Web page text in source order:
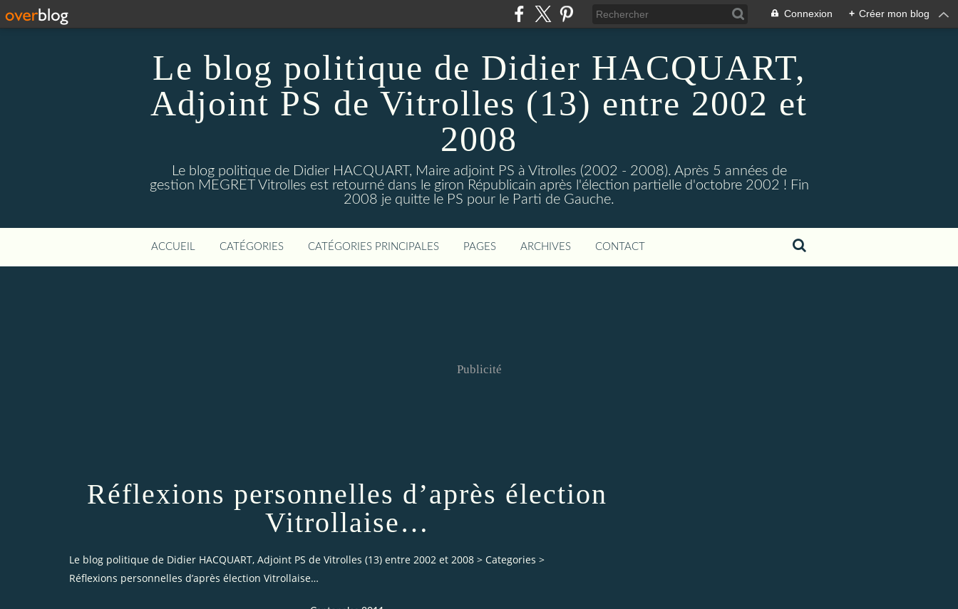
Connexion + Créer mon blog
Le blog politique de Didier HACQUART,
Adjoint PS de Vitrolles (13) entre 2002 et
2008
Le blog politique de Didier HACQUART, Maire adjoint PS à Vitrolles (2002 - 2008). Après 5 années de
gestion MEGRET Vitrolles est retourné dans le giron Républicain après l'élection partielle d'octobre 2002 ! Fin
2008 je quitte le PS pour le Parti de Gauche.
ACCUEIL CATÉGORIES CATÉGORIES PRINCIPALES PAGES ARCHIVES CONTACT
Publicité
Réflexions personnelles d’après élection
Vitrollaise…
Le blog politique de Didier HACQUART, Adjoint PS de Vitrolles (13) entre 2002 et 2008 > Categories >
Réflexions personnelles d’après élection Vitrollaise…